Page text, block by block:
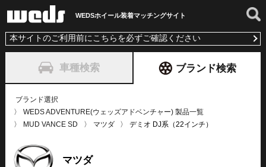
WEDSホイール装着マッチングサイト
本サイトのご利用前にこちらを必ずご確認ください
車種検索 ブランド検索
ブランド選択
WEDS ADVENTURE(ウェッズアドベンチャー) 製品一覧
MUD VANCE SD
マツダ デミオ DJ系（22インチ）
マツダ